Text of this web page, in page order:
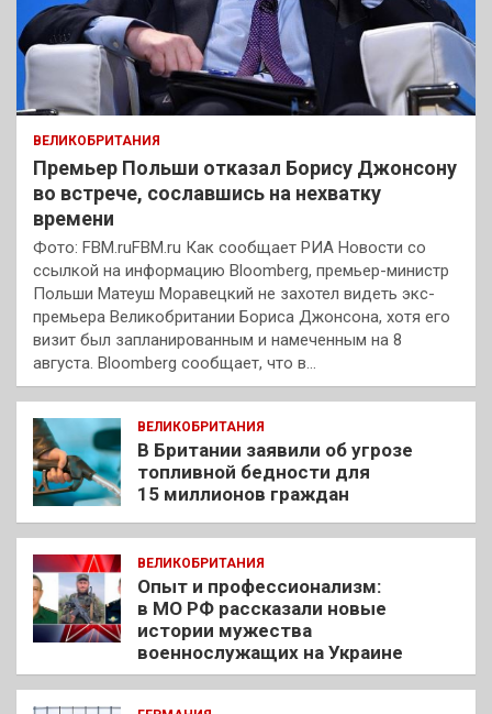
ВЕЛИКОБРИТАНИЯ
Премьер Польши отказал Борису Джонсону
во встрече, сославшись на нехватку
времени
Фото: FBM.ruFBM.ru Как сообщает РИА Новости со
ссылкой на информацию Bloomberg, премьер-министр
Польши Матеуш Моравецкий не захотел видеть экс-
премьера Великобритании Бориса Джонсона, хотя его
визит был запланированным и намеченным на 8
августа. Bloomberg сообщает, что в…
ВЕЛИКОБРИТАНИЯ
В Британии заявили об угрозе
топливной бедности для
15 миллионов граждан
ВЕЛИКОБРИТАНИЯ
Опыт и профессионализм:
в МО РФ рассказали новые
истории мужества
военнослужащих на Украине